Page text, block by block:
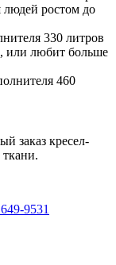
ростом до
330 литров
или любит больше
460
заказ кресел-
9531